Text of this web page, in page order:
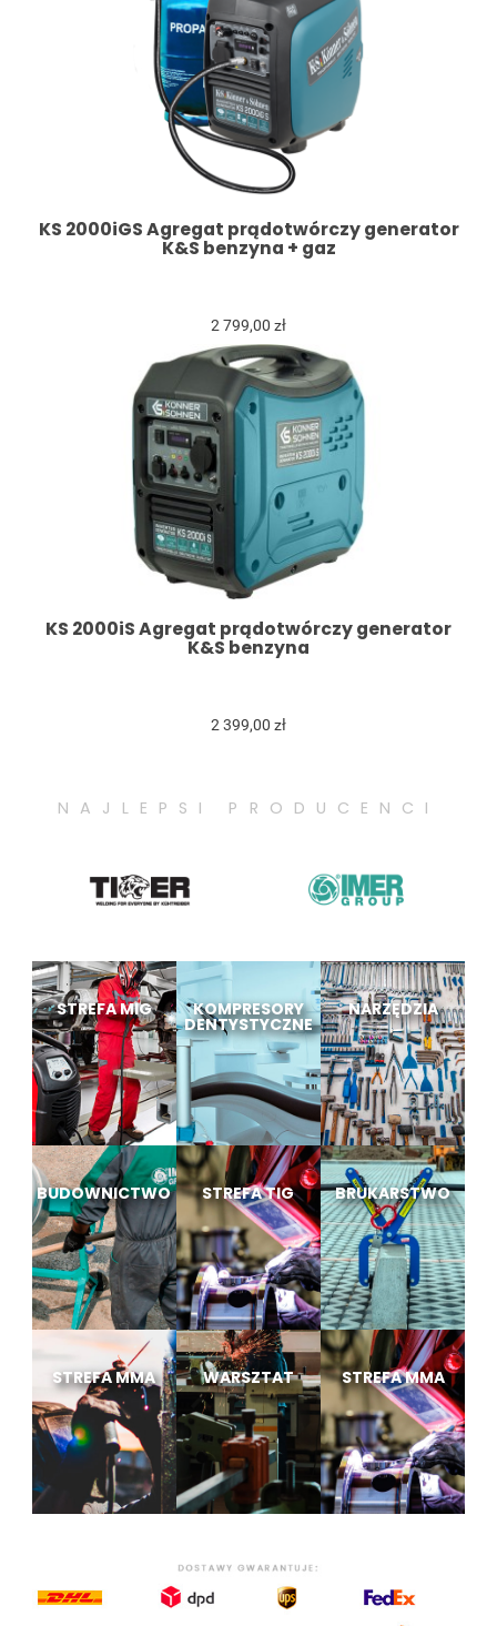
KS 2000iGS Agregat prądotwórczy generator
K&S benzyna + gaz
2 799,00 zł
KS 2000iS Agregat prądotwórczy generator
K&S benzyna
2 399,00 zł
NAJLEPSI PRODUCENCI
STREFA MIG
BUDOWNICTWO
STREFA MMA
KOMPRESORY
DENTYSTYCZNE
STREFA TIG
WARSZTAT
NARZĘDZIA
BRUKARSTWO
STREFA MMA